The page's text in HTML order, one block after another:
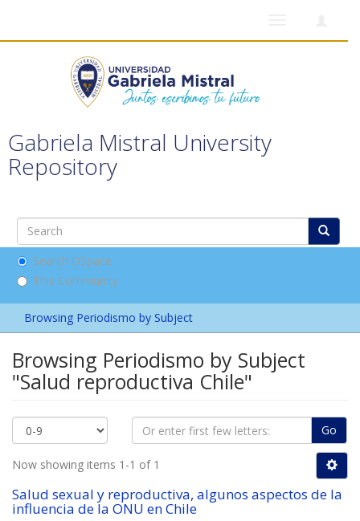
Gabriela Mistral University
Repository
Search DSpace
This Community
Browsing Periodismo by Subject
Browsing Periodismo by Subject
"Salud reproductiva Chile"
Go
Now showing items 1-1 of 1
Salud sexual y reproductiva, algunos aspectos de la
influencia de la ONU en Chile